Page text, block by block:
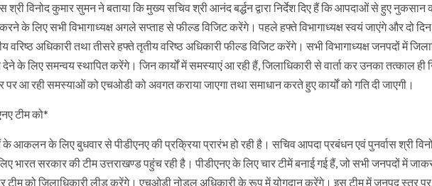
विनोद कुमार सुमन ने बताया कि मुख्य सचिव श्री आनंद बर्द्धन द्वारा निर्देश दिए हैं कि आपदाओं से हुए नुकसान
करने के लिए सभी विभागाध्यक्ष अगले सप्ताह से फील्ड विजिट करेंगे। पहले हफ्ते विभागाध्यक्ष स्वयं जाएंगे और दो
अधिकारी तथा तीसरे हफ्ते तृतीय वरिष्ठ अधिकारी फील्ड विजिट करेंगे। सभी विभागाध्यक्ष जनपदों में
देने के लिए समन्वय स्थापित करेंगे। जिन कार्यों में समस्याएं आ रही हैं, जिलाधिकारी से वार्ता कर उनका तत्काल ही
पर आ रही समस्याओं को एचओडी को अवगत कराया जाएगा तथा समाधान करते हुए कार्यों को गति दी जाएगी।
टीम को*
के लिए बुधवार से पीडीएनए की प्रक्रिया प्रारंभ हो रही है। सचिव आपदा प्रबंधन एवं पुनर्वास श्री
भारत सरकार की टीम उत्तराखण्ड पहुंच रही है। पीडीएनए के लिए चार टीमें बनाई गई हैं, जो सभी जनपदों में
को जिलाधिकारी लीड करेंगे। एचओडी नोडल अधिकारी के रूप में योगदान करेंगे। इस टीम में जनपद स्तर